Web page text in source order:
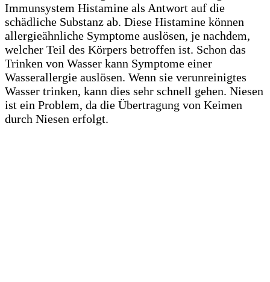
Immunsystem Histamine als Antwort auf die
schädliche Substanz ab. Diese Histamine können
allergieähnliche Symptome auslösen, je nachdem,
welcher Teil des Körpers betroffen ist. Schon das
Trinken von Wasser kann Symptome einer
Wasserallergie auslösen. Wenn sie verunreinigtes
Wasser trinken, kann dies sehr schnell gehen. Niesen
ist ein Problem, da die Übertragung von Keimen
durch Niesen erfolgt.